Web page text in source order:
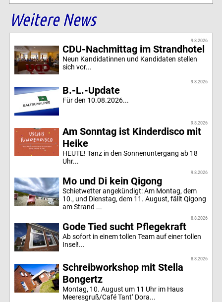
Weitere News
9.8.2026
CDU-Nachmittag im Strandhotel
Neun Kandidatinnen und Kandidaten stellen
sich vor...
9.8.2026
B.-L.-Update
Für den 10.08.2026...
9.8.2026
Am Sonntag ist Kinderdisco mit
Heike
HEUTE! Tanz in den Sonnenuntergang ab 18
Uhr...
9.8.2026
Mo und Di kein Qigong
Schietwetter angekündigt: Am Montag, dem
10., und Dienstag, dem 11. August, fällt Qigong
am Strand ...
8.8.2026
Gode Tied sucht Pflegekraft
Ab sofort in einem tollen Team auf einer tollen
Insel!...
8.8.2026
Schreibworkshop mit Stella
Bongertz
Montag, 10. August um 11 Uhr im Haus
Meeresgruß/Café Tant‘ Dora...